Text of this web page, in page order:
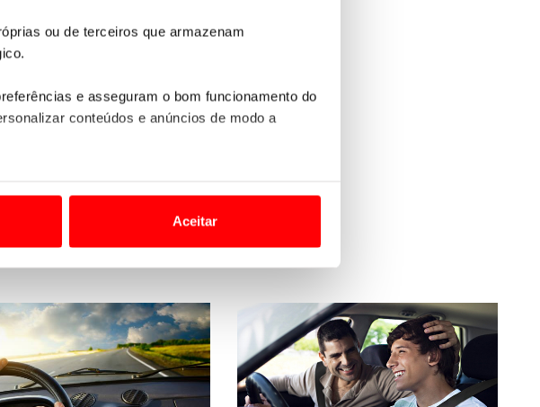
ou de terceiros que armazenam
e asseguram o bom funcionamento do
conteúdos e anúncios de modo a
e anúncios, para lhe proporcionar
no nosso website.
site de publicidade e de análise, com parceiros
serão realizadas apenas com o seu
dos serviços a prestar.
Aceitar